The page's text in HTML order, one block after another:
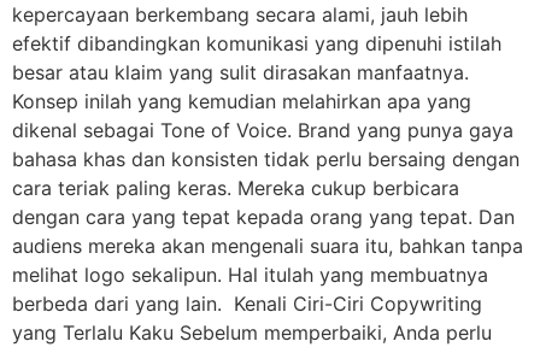
kepercayaan berkembang secara alami, jauh lebih
efektif dibandingkan komunikasi yang dipenuhi istilah
besar atau klaim yang sulit dirasakan manfaatnya.
Konsep inilah yang kemudian melahirkan apa yang
dikenal sebagai Tone of Voice. Brand yang punya gaya
bahasa khas dan konsisten tidak perlu bersaing dengan
cara teriak paling keras. Mereka cukup berbicara
dengan cara yang tepat kepada orang yang tepat. Dan
audiens mereka akan mengenali suara itu, bahkan tanpa
melihat logo sekalipun. Hal itulah yang membuatnya
berbeda dari yang lain. Kenali Ciri-Ciri Copywriting
yang Terlalu Kaku Sebelum memperbaiki, Anda perlu